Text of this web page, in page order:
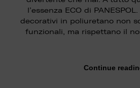
l’essenza ECO di
decorativi in poliuretano non
funzionali, ma rispettano il
Continue